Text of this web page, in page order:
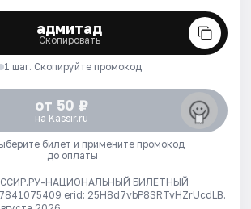
адмитад
Скопировать
1 шаг. Скопируйте промокод
от 50 ₽
на Kassir.ru
билет и примените промокод
до оплаты
НАЦИОНАЛЬНЫЙ БИЛЕТНЫЙ
erid: 25H8d7vbP8SRTvHZrUcdLB.